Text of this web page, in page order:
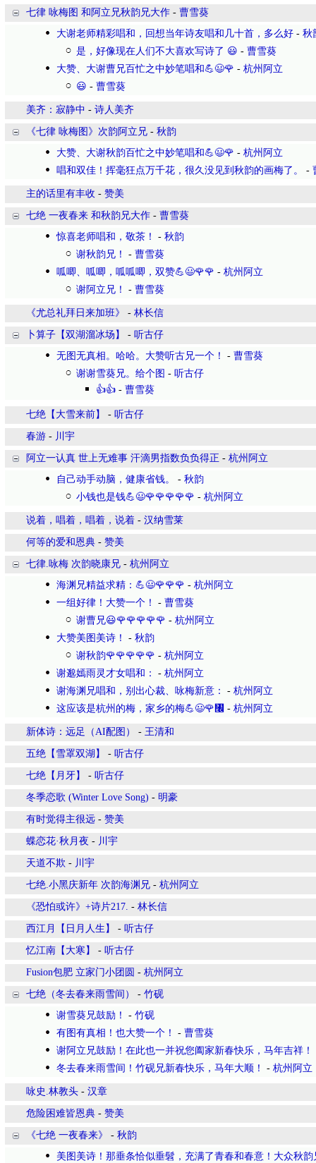
七律 咏梅图 和阿立兄秋韵兄大作 - 曹雪葵
大谢老师精彩唱和，回想当年诗友唱和几十首，多么好 - 秋
是，好像现在人们不大喜欢写诗了 😃 - 曹雪葵
大赞、大谢曹兄百忙之中妙笔唱和💪😃🌹 - 杭州阿立
😃 - 曹雪葵
美齐：寂静中 - 诗人美齐
《七律 咏梅图》次韵阿立兄 - 秋韵
大赞、大谢秋韵百忙之中妙笔唱和💪😃🌹 - 杭州阿立
唱和双佳！挥毫狂点万千花，很久没见到秋韵的画梅了。
-
主的话里有丰收 - 赞美
七绝 一夜春来 和秋韵兄大作 - 曹雪葵
惊喜老师唱和，敬茶！
- 秋韵
谢秋韵兄！
- 曹雪葵
呱唧、呱唧，呱呱唧，双赞💪😃🌹🌹 - 杭州阿立
谢阿立兄！
- 曹雪葵
​《尤总礼拜日来加班》 - 林长信
卜算子【双湖溜冰场】 - 听古仔
无图无真相。哈哈。大赞听古兄一个！
- 曹雪葵
谢谢雪葵兄。给个图 - 听古仔
👍👍 - 曹雪葵
七绝【大雪来前】 - 听古仔
春游 - 川宇
阿立一认真 世上无难事 汗滴男指数负负得正 - 杭州阿立
自己动手动脑，健康省钱。
- 秋韵
小钱也是钱💪😃🌹🌹🌹🌹🌹 - 杭州阿立
说着，唱着，唱着，说着 - 汉纳雪莱
何等的爱和恩典 - 赞美
七律.咏梅 次韵晓康兄 - 杭州阿立
海渊兄精益求精：💪😃🌹🌹🌹 - 杭州阿立
一组好律！大赞一个！
- 曹雪葵
谢曹兄😃🌹🌹🌹🌹🌹 - 杭州阿立
大赞美图美诗！
- 秋韵
谢秋韵🌹🌹🌹🌹🌹 - 杭州阿立
谢邈嫣雨灵才女唱和：
- 杭州阿立
谢海渊兄唱和，别出心裁、咏梅新意：
- 杭州阿立
这应该是杭州的梅，家乡的梅💪😃🌹㇬ - 杭州阿立
新体诗：远足（AI配图） - 王清和
五绝【雪罩双湖】 - 听古仔
七绝【月牙】 - 听古仔
冬季恋歌 (Winter Love Song) - 明豪
有时觉得主很远 - 赞美
蝶恋花·秋月夜 - 川宇
天道不欺 - 川宇
七绝.小黑庆新年 次韵海渊兄 - 杭州阿立
《恐怕或许》+诗片217. - 林长信
西江月【日月人生】 - 听古仔
忆江南【大寒】 - 听古仔
Fusion包肥 立家门小团圆 - 杭州阿立
七绝（冬去春来雨雪间） - 竹砚
谢雪葵兄鼓励！
- 竹砚
有图有真相！也大赞一个！
- 曹雪葵
谢阿立兄鼓励！在此也一并祝您阖家新春快乐，马年吉祥！
冬去春来雨雪间！竹砚兄新春快乐，马年大顺！
- 杭州阿立
咏史.林教头 - 汉章
危险困难皆恩典 - 赞美
《七绝 一夜春来》 - 秋韵
美图美诗！那垂条恰似垂髫，充满了青春和春意！大众秋韵